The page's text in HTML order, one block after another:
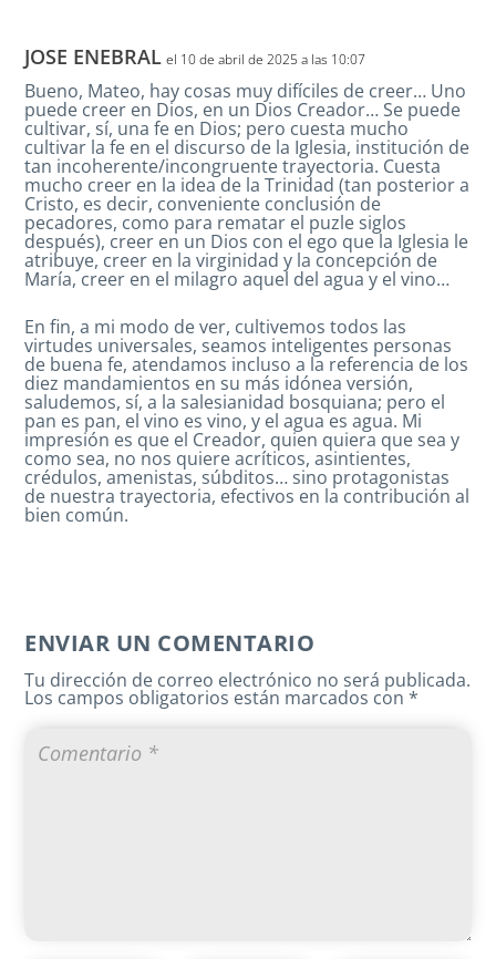
JOSE ENEBRAL el 10 de abril de 2025 a las 10:07
Bueno, Mateo, hay cosas muy difíciles de creer… Uno
puede creer en Dios, en un Dios Creador… Se puede
cultivar, sí, una fe en Dios; pero cuesta mucho
cultivar la fe en el discurso de la Iglesia, institución de
tan incoherente/incongruente trayectoria. Cuesta
mucho creer en la idea de la Trinidad (tan posterior a
Cristo, es decir, conveniente conclusión de
pecadores, como para rematar el puzle siglos
después), creer en un Dios con el ego que la Iglesia le
atribuye, creer en la virginidad y la concepción de
María, creer en el milagro aquel del agua y el vino…
En fin, a mi modo de ver, cultivemos todos las
virtudes universales, seamos inteligentes personas
de buena fe, atendamos incluso a la referencia de los
diez mandamientos en su más idónea versión,
saludemos, sí, a la salesianidad bosquiana; pero el
pan es pan, el vino es vino, y el agua es agua. Mi
impresión es que el Creador, quien quiera que sea y
como sea, no nos quiere acríticos, asintientes,
crédulos, amenistas, súbditos… sino protagonistas
de nuestra trayectoria, efectivos en la contribución al
bien común.
ENVIAR UN COMENTARIO
Tu dirección de correo electrónico no será publicada.
Los campos obligatorios están marcados con*